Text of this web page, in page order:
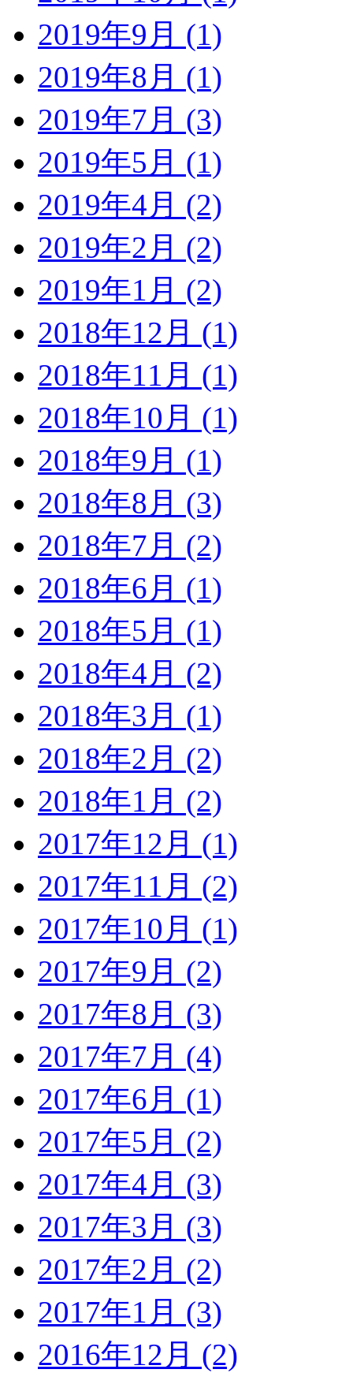
2019年9月 (1)
2019年8月 (1)
2019年7月 (3)
2019年5月 (1)
2019年4月 (2)
2019年2月 (2)
2019年1月 (2)
2018年12月 (1)
2018年11月 (1)
2018年10月 (1)
2018年9月 (1)
2018年8月 (3)
2018年7月 (2)
2018年6月 (1)
2018年5月 (1)
2018年4月 (2)
2018年3月 (1)
2018年2月 (2)
2018年1月 (2)
2017年12月 (1)
2017年11月 (2)
2017年10月 (1)
2017年9月 (2)
2017年8月 (3)
2017年7月 (4)
2017年6月 (1)
2017年5月 (2)
2017年4月 (3)
2017年3月 (3)
2017年2月 (2)
2017年1月 (3)
2016年12月 (2)